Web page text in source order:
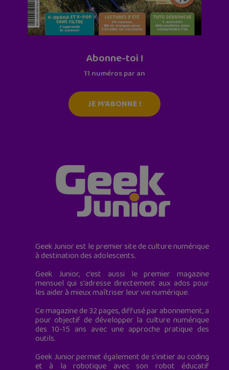
Abonne-toi !
11 numéros par an
JE M'ABONNE !
Geek Junior est le premier site de culture numérique
à destination des adolescents.
Geek Junior, c’est aussi le premier magazine
mensuel qui s’adresse directement aux ados pour
les aider à mieux maîtriser leur vie numérique.
Ce magazine de 32 pages, diffusé par abonnement, a
pour objectif de développer la culture numérique
des 10-15 ans avec une approche pratique des
outils.
Geek Junior permet également de s'initier au coding
et à la robotique avec son robot éducatif